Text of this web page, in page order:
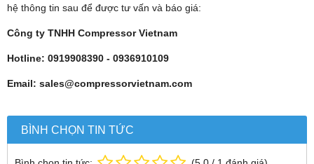
hệ thông tin sau để được tư vấn và báo giá:
Công ty TNHH Compressor Vietnam
Hotline: 0919908390 - 0936910109
Email: sales@compressorvietnam.com
BÌNH CHỌN TIN TỨC